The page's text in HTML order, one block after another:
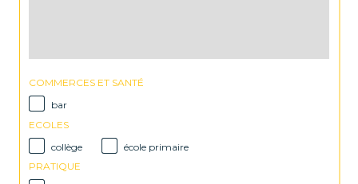
COMMERCES ET SANTÉ
bar
ECOLES
collège
école primaire
PRATIQUE